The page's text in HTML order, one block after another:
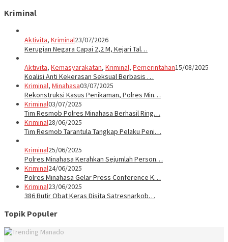
Kriminal
Aktivita, Kriminal23/07/2026
Kerugian Negara Capai 2,2 M, Kejari Tal…
Aktivita, Kemasyarakatan, Kriminal, Pemerintahan15/08/2025
Koalisi Anti Kekerasan Seksual Berbasis …
Kriminal, Minahasa03/07/2025
Rekonstruksi Kasus Penikaman, Polres Min…
Kriminal03/07/2025
Tim Resmob Polres Minahasa Berhasil Ring…
Kriminal28/06/2025
Tim Resmob Tarantula Tangkap Pelaku Peni…
Kriminal25/06/2025
Polres Minahasa Kerahkan Sejumlah Person…
Kriminal24/06/2025
Polres Minahasa Gelar Press Conference K…
Kriminal23/06/2025
386 Butir Obat Keras Disita Satresnarkob…
Topik Populer